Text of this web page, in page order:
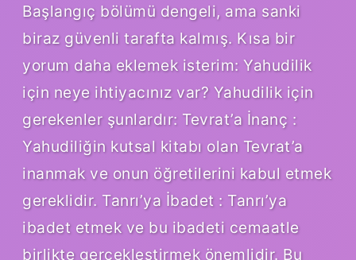
Başlangıç bölümü dengeli, ama sanki
biraz güvenli tarafta kalmış. Kısa bir
yorum daha eklemek isterim: Yahudilik
için neye ihtiyacınız var? Yahudilik için
gerekenler şunlardır: Tevrat’a İnanç :
Yahudiliğin kutsal kitabı olan Tevrat’a
inanmak ve onun öğretilerini kabul etmek
gereklidir. Tanrı’ya İbadet : Tanrı’ya
ibadet etmek ve bu ibadeti cemaatle
birlikte gerçekleştirmek önemlidir. Bu